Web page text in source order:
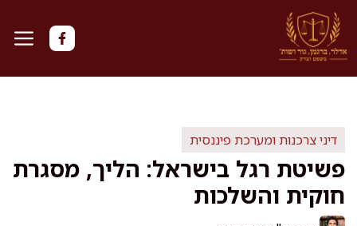
לדלג
לתוכן
דיני צרכנות ומערכת פיננסית
פשיטת רגל בישראל: הליך, מסגרת
חוקית והשלכות